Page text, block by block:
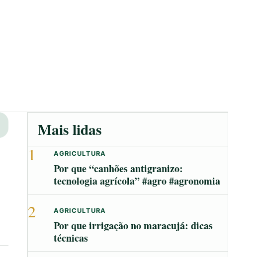
Mais lidas
1
AGRICULTURA
Por que “canhões antigranizo:
tecnologia agrícola” #agro #agronomia
2 AGRICULTURA
Por que irrigação no maracujá: dicas
técnicas